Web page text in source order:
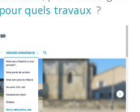
quels travaux ?